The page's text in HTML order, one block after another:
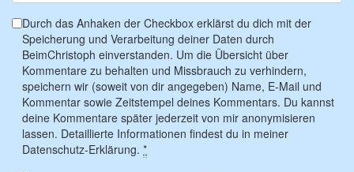
Durch das Anhaken der Checkbox erklärst du dich mit der
Speicherung und Verarbeitung deiner Daten durch
BeimChristoph einverstanden. Um die Übersicht über
Kommentare zu behalten und Missbrauch zu verhindern,
speichern wir (soweit von dir angegeben) Name, E-Mail und
Kommentar sowie Zeitstempel deines Kommentars. Du kannst
deine Kommentare später jederzeit von mir anonymisieren
lassen. Detaillierte Informationen findest du in meiner
Datenschutz-Erklärung. *